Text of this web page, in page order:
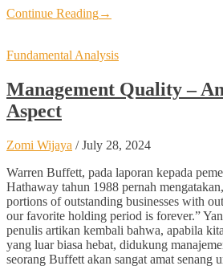
Continue Reading→
Fundamental Analysis
Management Quality –
Aspect
Zomi Wijaya /July 28, 2024
Warren Buffett, pada laporan kepada
Hathaway tahun 1988 pernah
portions of outstanding businesses with
our favorite holding period is forever.”
penulis artikan kembali bahwa, apabila
yang luar biasa hebat, didukung
seorang Buffett akan sangat amat senang